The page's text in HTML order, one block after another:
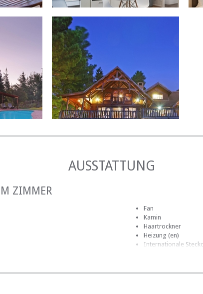
Diningroom wird für Frühstück, Mittag- und
können.
UND AKTIVITÄTEN
Weingärten
Kitesurfen
und Berge
LUXURY SUITE
AUSSTATTUNG
ZIMMER
Fan
Kamin
Haartrockner
Heizung (en)
Internationale
Mini-Bar